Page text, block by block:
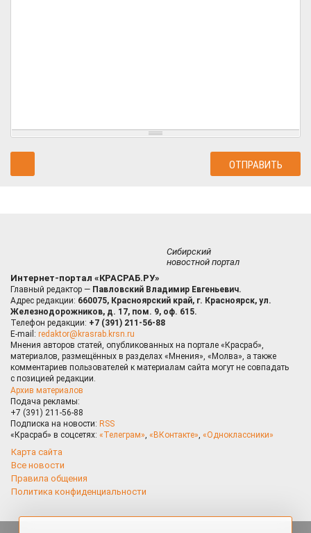
Сибирский
новостной портал
Интернет-портал «КРАСРАБ.РУ»
Главный редактор — Павловский Владимир Евгеньевич.
Адрес редакции: 660075, Красноярский край, г. Красноярск, ул.
Железнодорожников, д. 17, пом. 9, оф. 615.
Телефон редакции: +7 (391) 211-56-88
E-mail: redaktor@krasrab.krsn.ru
Мнения авторов статей, опубликованных на портале «Красраб»,
материалов, размещённых в разделах «Мнения», «Молва», а также
комментариев пользователей к материалам сайта могут не совпадать
с позицией редакции.
Архив материалов
Подача рекламы:
+7 (391) 211-56-88
Подписка на новости: RSS
«Красраб» в соцсетях: «Телеграм», «ВКонтакте», «Одноклассники»
Карта сайта
Все новости
Правила общения
Политика конфиденциальности